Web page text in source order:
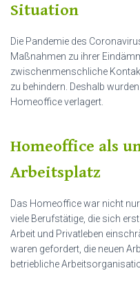
Situation
Die Pandemie des
Maßnahmen zu ihrer
zwischenmenschliche
zu behindern. Deshalb
Homeoffice verlagert.
Homeoffice als
Arbeitsplatz
Das Homeoffice war nicht
viele Berufstätige, die sich
Arbeit und Privatleben
waren gefordert, die neuen
betriebliche